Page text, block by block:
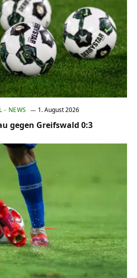
- NEWS 1. August 2026
gegen Greifswald 0:3